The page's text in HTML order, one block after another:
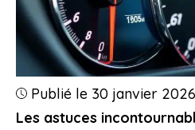
Les astuces
Publié le 30 janvier